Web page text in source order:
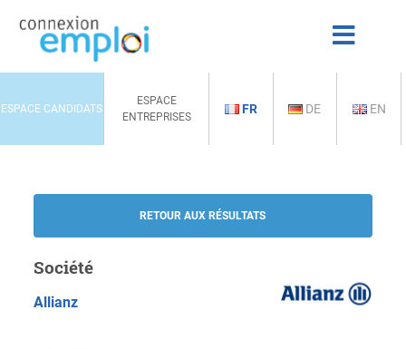
ESPACE CANDIDATS
ESPACE
ENTREPRISES
FR DE EN
RETOUR AUX RÉSULTATS
Société
Allianz